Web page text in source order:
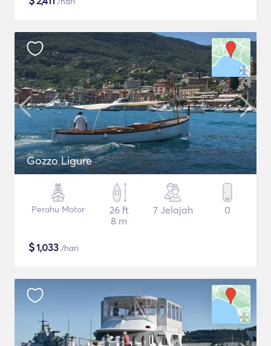
Gozzo Ligure
Perahu Motor
26 ft
8 m
7 Jelajah 0
$1,033 /hari